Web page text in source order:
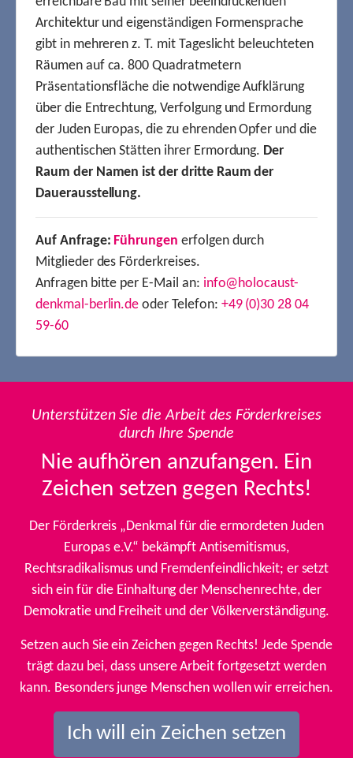
Architektur und eigenständigen Formensprache
gibt in mehreren z. T. mit Tageslicht beleuchteten
Räumen auf ca. 800 Quadratmetern
Präsentationsfläche die notwendige Aufklärung
über die Entrechtung, Verfolgung und Ermordung
der Juden Europas, die zu ehrenden Opfer und die
authentischen Stätten ihrer Ermordung. Der
Raum der Namen ist der dritte Raum der
Dauerausstellung.
Auf Anfrage: Führungen erfolgen durch
Mitglieder des Förderkreises.
Anfragen bitte per E-Mail an: info@holocaust-
denkmal-berlin.de oder Telefon: +49 (0)30 28 04
59-60
Unterstützen Sie die Arbeit des Förderkreises
durch Ihre Spende
Nie aufhören anzufangen. Ein
Zeichen setzen gegen Rechts!
Der Förderkreis „Denkmal für die ermordeten Juden
Europas e.V.“ bekämpft Antisemitismus,
Rechtsradikalismus und Fremdenfeindlichkeit; er setzt
sich ein für die Einhaltung der Menschenrechte, der
Demokratie und Freiheit und der Völkerverständigung.
Setzen auch Sie ein Zeichen gegen Rechts! Jede Spende
trägt dazu bei, dass unsere Arbeit fortgesetzt werden
kann. Besonders junge Menschen wollen wir erreichen.
Ich will ein Zeichen setzen